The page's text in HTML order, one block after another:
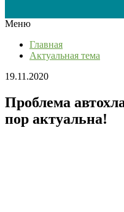
Меню
Главная
Актуальная тема
19.11.2020
Проблема
пор актуальна!